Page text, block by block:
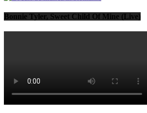
Bonnie Tyler, Sweet Child Of Mine (Live)